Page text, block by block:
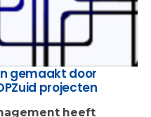
gemaakt door
projecten
heeft